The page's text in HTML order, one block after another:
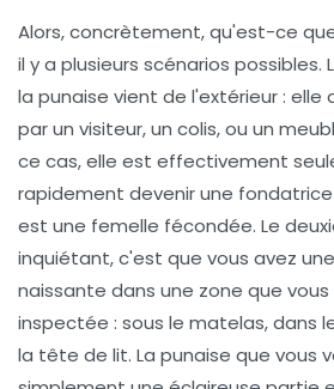
Alors, concrètement, qu'est-ce
il y a plusieurs scénarios possibles.
la punaise vient de l'extérieur :
par un visiteur, un colis, ou un
ce cas, elle est effectivement
rapidement devenir une
est une femelle fécondée. Le
inquiétant, c'est que vous avez
naissante dans une zone que
inspectée : sous le matelas, dans
la tête de lit. La punaise que vous